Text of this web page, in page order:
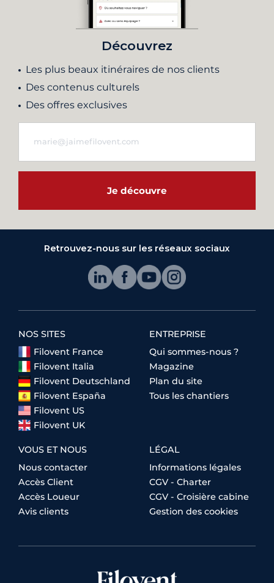
Découvrez
Les plus beaux itinéraires de nos clients
Des contenus culturels
Des offres exclusives
Je découvre
Retrouvez-nous sur les réseaux sociaux
NOS SITES
Filovent France
Filovent Italia
Filovent Deutschland
Filovent España
Filovent US
Filovent UK
ENTREPRISE
Qui sommes-nous ?
Magazine
Plan du site
Tous les chantiers
VOUS ET NOUS
Nous contacter
Accès Client
Accès Loueur
Avis clients
LÉGAL
Informations légales
CGV - Charter
CGV - Croisière cabine
Gestion des cookies